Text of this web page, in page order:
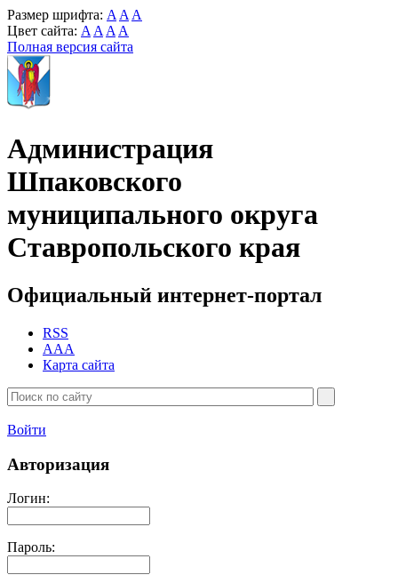
Размер шрифта: A A A
Цвет сайта: A A A A
Полная версия сайта
Администрация
Шпаковского
муниципального округа
Ставропольского края
Официальный интернет-портал
RSS
AAA
Карта сайта
Войти
Авторизация
Логин:
Пароль: